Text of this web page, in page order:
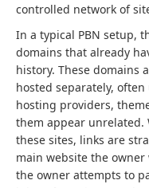
controlled network of
In a typical PBN setup,
domains that already
history. These domains
hosted separately,
hosting providers,
them appear
these sites, links are
main website the
the owner attempts to